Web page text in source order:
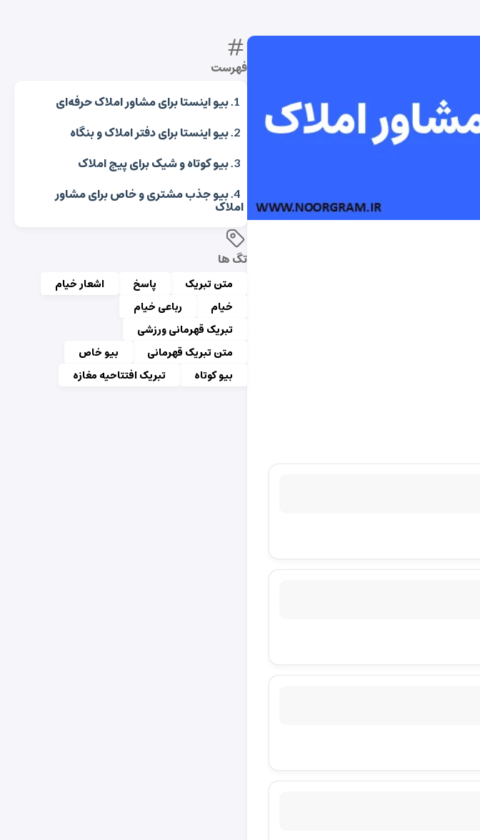
فهرست
بیو اینستا برای مشاور املاک حرفه‌ای
بیو اینستا برای دفتر املاک و بنگاه
بیو کوتاه و شیک برای پیج املاک
بیو جذب مشتری و خاص برای مشاور
املاک
تگ ها
متن تبریک پاسخ
اشعار خیام
خیام
رباعی خیام
تبریک قهرمانی ورزشی
متن تبریک قهرمانی
بیو خاص
بیو کوتاه
تبریک افتتاحیه مغازه